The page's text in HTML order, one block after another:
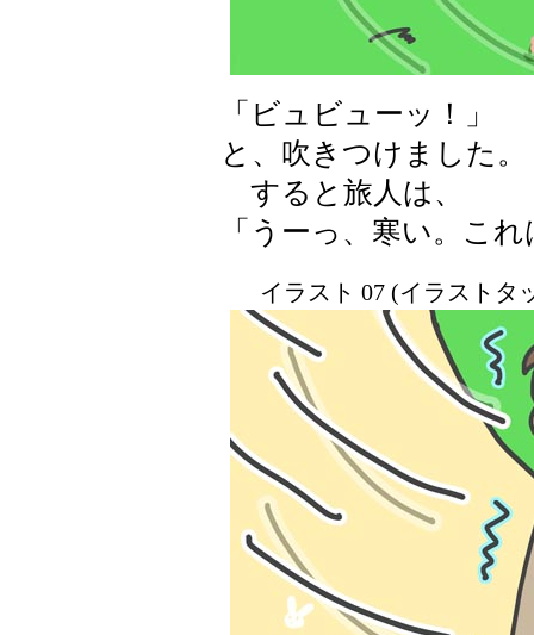
「ビュビューッ！」
と、吹きつけました。
すると旅人は、
「うーっ、寒い。こ
イラスト 07 (イラストタ